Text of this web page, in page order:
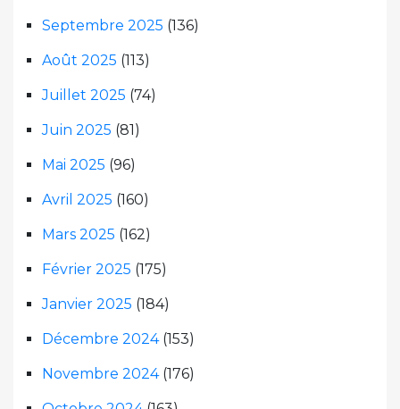
Septembre 2025 (136)
Août 2025 (113)
Juillet 2025 (74)
Juin 2025 (81)
Mai 2025 (96)
Avril 2025 (160)
Mars 2025 (162)
Février 2025 (175)
Janvier 2025 (184)
Décembre 2024(153)
Novembre 2024(176)